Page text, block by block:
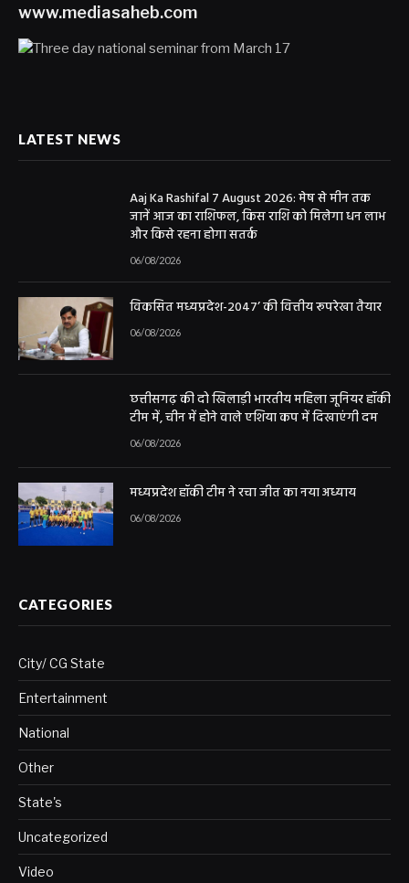
www.mediasaheb.com
LATEST NEWS
Aaj Ka Rashifal 7 August 2026: मेष से मीन तक
जानें आज का राशिफल, किस राशि को मिलेगा धन लाभ
और किसे रहना होगा सतर्क
06/08/2026
विकसित मध्यप्रदेश-2047’ की वित्तीय रूपरेखा तैयार
06/08/2026
छत्तीसगढ़ की दो खिलाड़ी भारतीय महिला जूनियर हॉकी
टीम में, चीन में होने वाले एशिया कप में दिखाएंगी दम
06/08/2026
मध्यप्रदेश हॉकी टीम ने रचा जीत का नया अध्याय
06/08/2026
CATEGORIES
City/ CG State
Entertainment
National
Other
State's
Uncategorized
Video